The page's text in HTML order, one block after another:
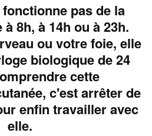
pas de la
8h, à 14h ou à 23h.
ou votre foie, elle
biologique de 24
cette
c'est arrêter de
enfin travailler avec
elle.